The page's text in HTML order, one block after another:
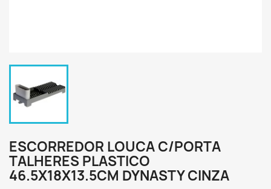
ESCORREDOR LOUCA C/PORTA
TALHERES PLASTICO
46.5X18X13.5CM DYNASTY CINZA